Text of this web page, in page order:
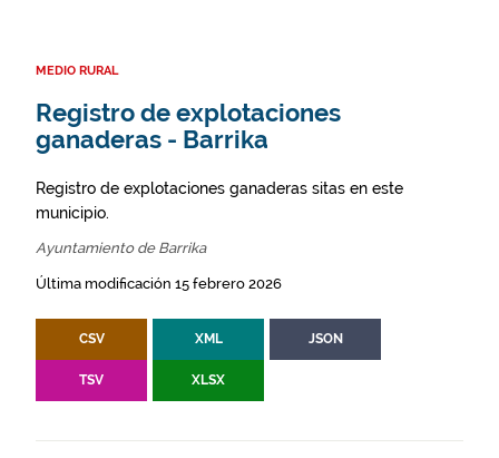
MEDIO RURAL
Registro de explotaciones
ganaderas - Barrika
Registro de explotaciones ganaderas sitas en este
municipio.
Ayuntamiento de Barrika
Última modificación 15 febrero 2026
CSV XML JSON
TSV XLSX